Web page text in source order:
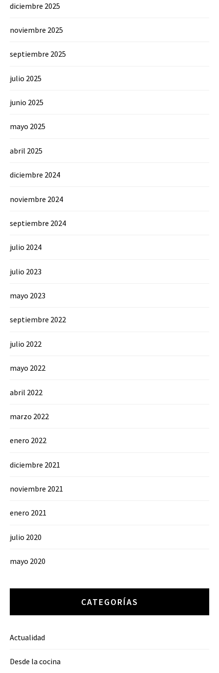
diciembre 2025
noviembre 2025
septiembre 2025
julio 2025
junio 2025
mayo 2025
abril 2025
diciembre 2024
noviembre 2024
septiembre 2024
julio 2024
julio 2023
mayo 2023
septiembre 2022
julio 2022
mayo 2022
abril 2022
marzo 2022
enero 2022
diciembre 2021
noviembre 2021
enero 2021
julio 2020
mayo 2020
CATEGORÍAS
Actualidad
Desde la cocina